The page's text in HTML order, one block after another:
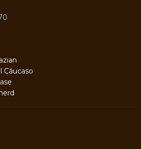
Cáucaso